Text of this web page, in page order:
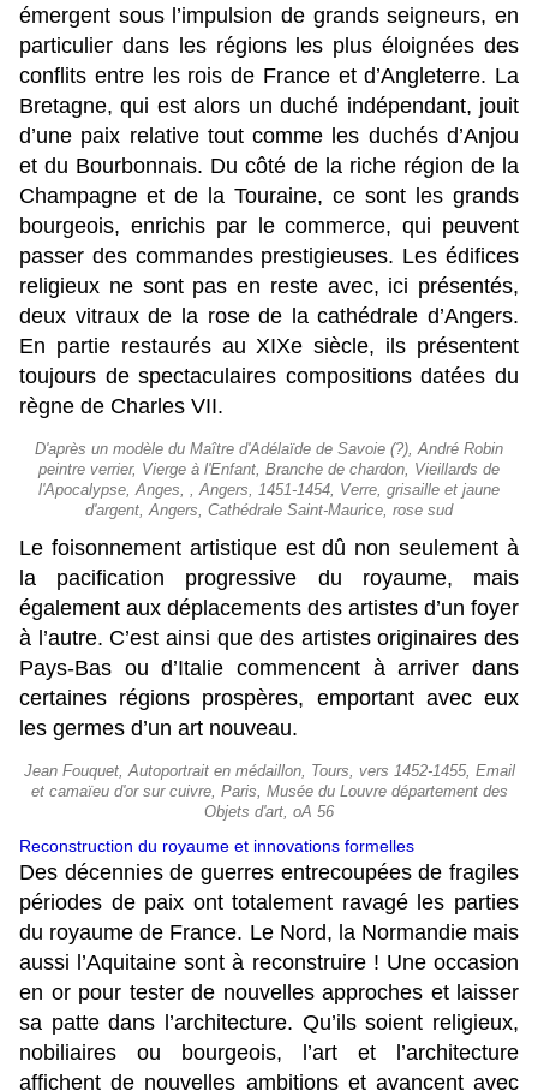
émergent sous l’impulsion de grands seigneurs, en
particulier dans les régions les plus éloignées des
conflits entre les rois de France et d’Angleterre. La
Bretagne, qui est alors un duché indépendant, jouit
d’une paix relative tout comme les duchés d’Anjou
et du Bourbonnais. Du côté de la riche région de la
Champagne et de la Touraine, ce sont les grands
bourgeois, enrichis par le commerce, qui peuvent
passer des commandes prestigieuses. Les édifices
religieux ne sont pas en reste avec, ici présentés,
deux vitraux de la rose de la cathédrale d’Angers.
En partie restaurés au XIXe siècle, ils présentent
toujours de spectaculaires compositions datées du
règne de Charles VII.
D'après un modèle du Maître d'Adélaïde de Savoie (?), André Robin
peintre verrier, Vierge à l'Enfant, Branche de chardon, Vieillards de
l'Apocalypse, Anges, , Angers, 1451-1454, Verre, grisaille et jaune
d'argent, Angers, Cathédrale Saint-Maurice, rose sud
Le foisonnement artistique est dû non seulement à
la pacification progressive du royaume, mais
également aux déplacements des artistes d’un foyer
à l’autre. C’est ainsi que des artistes originaires des
Pays-Bas ou d’Italie commencent à arriver dans
certaines régions prospères, emportant avec eux
les germes d’un art nouveau.
Jean Fouquet, Autoportrait en médaillon, Tours, vers 1452-1455, Email
et camaïeu d'or sur cuivre, Paris, Musée du Louvre département des
Objets d'art, oA 56
Reconstruction du royaume et innovations formelles
Des décennies de guerres entrecoupées de fragiles
périodes de paix ont totalement ravagé les parties
du royaume de France. Le Nord, la Normandie mais
aussi l’Aquitaine sont à reconstruire ! Une occasion
en or pour tester de nouvelles approches et laisser
sa patte dans l’architecture. Qu’ils soient religieux,
nobiliaires ou bourgeois, l’art et l’architecture
affichent de nouvelles ambitions et avancent avec